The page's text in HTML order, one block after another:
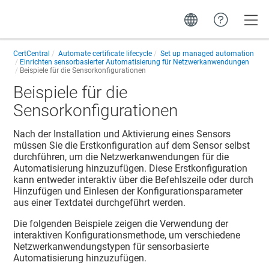
CertCentral Automate certificate lifecycle
Set up managed automation
Einrichten sensorbasierter Automatisierung für Netzwerkanwendungen
Beispiele für die Sensorkonfigurationen
Beispiele für die
Sensorkonfigurationen
Nach der Installation und Aktivierung eines Sensors
müssen Sie die Erstkonfiguration auf dem Sensor selbst
durchführen, um die Netzwerkanwendungen für die
Automatisierung hinzuzufügen. Diese Erstkonfiguration
kann entweder interaktiv über die Befehlszeile oder durch
Hinzufügen und Einlesen der Konfigurationsparameter
aus einer Textdatei durchgeführt werden.
Die folgenden Beispiele zeigen die Verwendung der
interaktiven Konfigurationsmethode, um verschiedene
Netzwerkanwendungstypen für sensorbasierte
Automatisierung hinzuzufügen.